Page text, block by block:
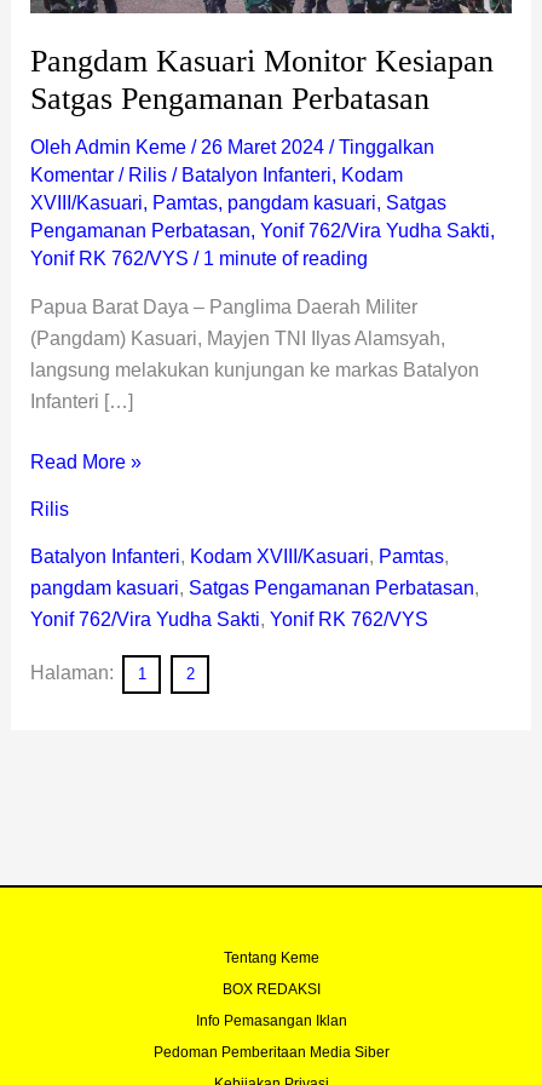
Pangdam Kasuari Monitor Kesiapan
Satgas Pengamanan Perbatasan
Oleh Admin Keme / 26 Maret 2024 / Tinggalkan
Komentar / Rilis/ Batalyon Infanteri, Kodam
XVIII/Kasuari, Pamtas, pangdam kasuari, Satgas
Pengamanan Perbatasan, Yonif 762/Vira Yudha Sakti,
Yonif RK 762/VYS / 1 minute of reading
Papua Barat Daya – Panglima Daerah Militer
(Pangdam) Kasuari, Mayjen TNI Ilyas Alamsyah,
langsung melakukan kunjungan ke markas Batalyon
Infanteri […]
Read More »
Rilis
Batalyon Infanteri, Kodam XVIII/Kasuari, Pamtas,
pangdam kasuari, Satgas Pengamanan Perbatasan,
Yonif 762/Vira Yudha Sakti, Yonif RK 762/VYS
Halaman: 1 2
Tentang Keme
BOX REDAKSI
Info Pemasangan Iklan
Pedoman Pemberitaan Media Siber